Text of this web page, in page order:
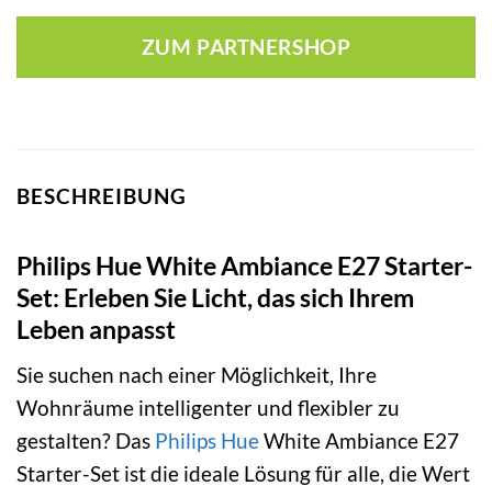
ZUM PARTNERSHOP
BESCHREIBUNG
Philips Hue White Ambiance E27 Starter-
Set: Erleben Sie Licht, das sich Ihrem
Leben anpasst
Sie suchen nach einer Möglichkeit, Ihre
Wohnräume intelligenter und flexibler zu
gestalten? Das Philips HueWhite Ambiance E27
Starter-Set ist die ideale Lösung für alle, die Wert